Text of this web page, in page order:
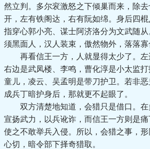
然立判。多尔衮激怒之下倾巢而来，除
开，左有铁阁达，右有阮如绵。身后四
指穿心郭小亮、谋士阿济洛分为文武随
须黑面人，汉人装束，傲然物外，落落寡
再看信王一方，人就显得太少了。左
右边是武凤楼、李鸣，曹化淳是小太监
童儿，凌云、吴孟明是带刀护卫。若非
成兵丁暗护身后，那就更不起眼了。
双方清楚地知道，会猎只是借口。在
宣扬武力，以兵讹诈，而信王一方则是痛
使之不敢举兵入侵。所以，会猎之事，
心切，暗令部下择奇猎取。